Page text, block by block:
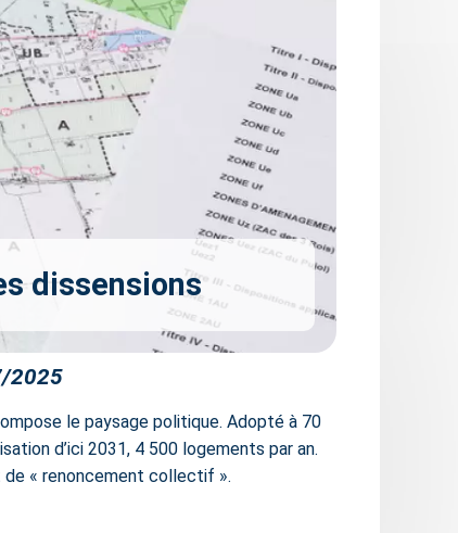
dissensions
2025
le paysage politique. Adopté à 70
d’ici 2031, 4 500 logements par an.
de « renoncement collectif ».